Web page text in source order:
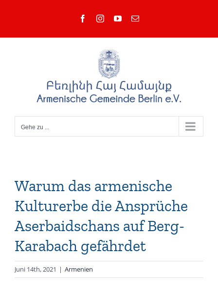
FacebookInstagramYouTube
E-
Gehe zu ...
Warum das armenische
Kulturerbe die Ansprüche
Aserbaidschans auf Berg-
Karabach gefährdet
Juni 14th, 2021 | Armenien